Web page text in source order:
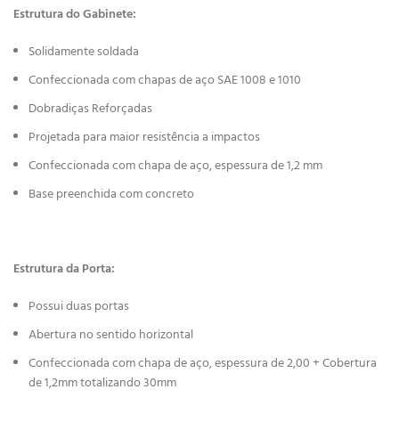
Estrutura do Gabinete:
Solidamente soldada
Confeccionada com chapas de aço SAE 1008 e 1010
Dobradiças Reforçadas
Projetada para maior resistência a impactos
Confeccionada com chapa de aço, espessura de 1,2 mm
Base preenchida com concreto
Estrutura da Porta:
Possui duas portas
Abertura no sentido horizontal
Confeccionada com chapa de aço, espessura de 2,00 + Cobertura
de 1,2mm totalizando 30mm